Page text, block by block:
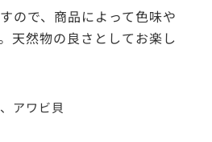
ので、商品によって色味や
天然物の良さとしてお楽し
アワビ貝